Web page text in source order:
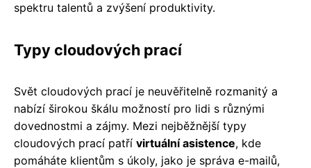
spektru talentů a zvýšení produktivity.
Typy cloudových prací
Svět cloudových prací je neuvěřitelně rozmanitý a
nabízí širokou škálu možností pro lidi s různými
dovednostmi a zájmy. Mezi nejběžnější typy
cloudových prací patří virtuální asistence, kde
pomáháte klientům s úkoly, jako je správa e-mailů,